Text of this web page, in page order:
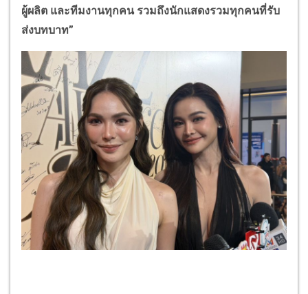
ผู้ผลิต และทีมงานทุกคน รวมถึงนักแสดงรวมทุกคนที่รับ
ส่งบทบาท”